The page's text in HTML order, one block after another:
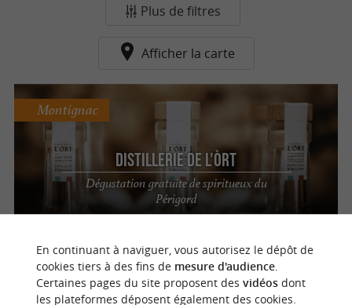
Plus de filtres
Afficher la carte
Distillerie de l'Òrt
Dégustation gratuite de spiritueux du
Périgord
Montignac
En continuant à naviguer, vous autorisez le dépôt de
cookies tiers à des fins de mesure d'audience.
Certaines pages du site proposent des vidéosdont
les plateformes déposent également des cookies.